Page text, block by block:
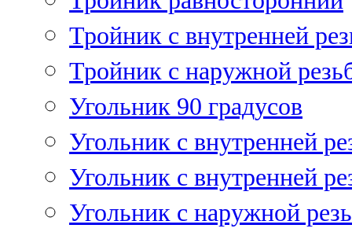
Тройник с внутренней
Тройник с наружной
Угольник 90 градусов
Угольник c внутренней
Угольник с внутренней
Угольник с наружной